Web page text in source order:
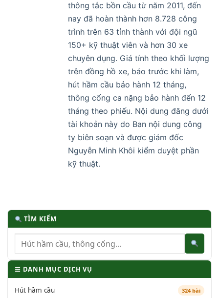
thông tắc bồn cầu từ năm 2011, đến
nay đã hoàn thành hơn 8.728 công
trình trên 63 tỉnh thành với đội ngũ
150+ kỹ thuật viên và hơn 30 xe
chuyên dụng. Giá tính theo khối lượng
trên đồng hồ xe, báo trước khi làm,
hút hầm cầu bảo hành 12 tháng,
thông cống ca nặng bảo hành đến 12
tháng theo phiếu. Nội dung đăng dưới
tài khoản này do Ban nội dung công
ty biên soạn và được giám đốc
Nguyễn Minh Khôi kiểm duyệt phần
kỹ thuật.
TÌM KIẾM
☰ DANH MỤC DỊCH VỤ
Hút hầm cầu 324 bài